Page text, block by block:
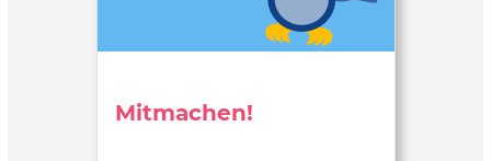
Mitmachen!